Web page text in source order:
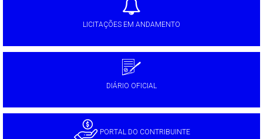
LICITAÇÕES EM ANDAMENTO
DIÁRIO OFICIAL
PORTAL DO CONTRIBUINTE